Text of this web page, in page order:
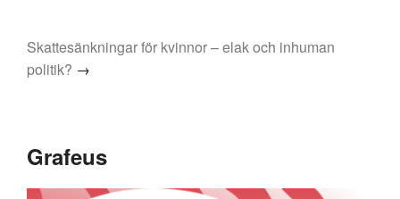
Skattesänkningar för kvinnor – elak och inhuman
politik? →
Grafeus